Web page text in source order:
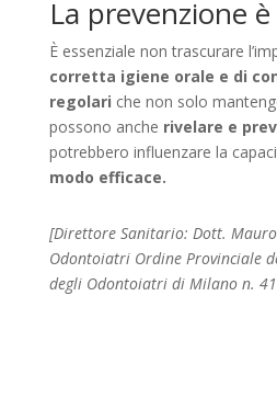
La prevenzione
È essenziale non trascurare
corretta igiene orale e di
regolari che non solo
possono anche rivelare e
potrebbero influenzare la
modo efficace.
[Direttore Sanitario: Dott. Mauro
Odontoiatri Ordine Provinciale
degli Odontoiatri di Milano n.